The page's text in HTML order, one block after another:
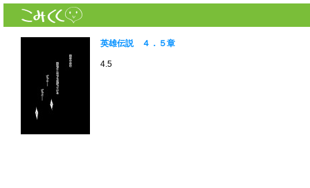
英雄伝説 ４．５章
4.5